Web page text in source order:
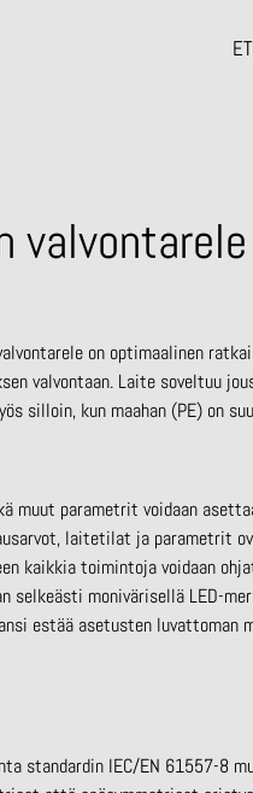
valvontarele
on optimaalinen
valvontaan. Laite soveltuu
silloin, kun maahan (PE) on
muut parametrit voidaan
laitetilat ja parametrit
kaikkia toimintoja voidaan
selkeästi monivärisellä LED-
estää asetusten luvattoman
standardin IEC/EN 61557-8